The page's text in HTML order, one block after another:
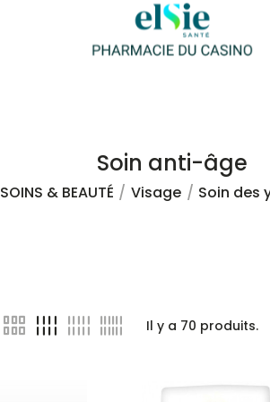
Soin anti-âge
SOINS & BEAUTÉ Visage Soin des
Il y a 70 produits.